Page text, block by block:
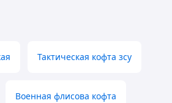
Тактическая кофта зсу
Военная флисова кофта